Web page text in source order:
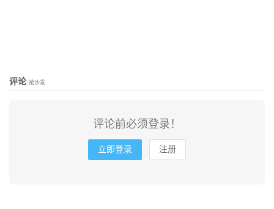
评论 抢沙发
评论前必须登录！
立即登录 注册